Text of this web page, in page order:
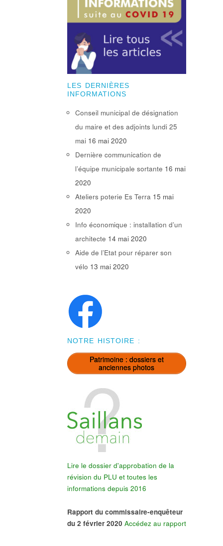
LES DERNIÈRES
INFORMATIONS
Conseil municipal de désignation
du maire et des adjoints lundi 25
mai 16 mai 2020
Dernière communication de
l’équipe municipale sortante 16 mai
2020
Ateliers poterie Es Terra 15 mai
2020
Info économique : installation d’un
architecte 14 mai 2020
Aide de l’Etat pour réparer son
vélo 13 mai 2020
NOTRE HISTOIRE :
Patrimoine : dossiers et
anciennes photos
Lire le dossier d'approbation de la
révision du PLU et toutes les
informations depuis 2016
Rapport du commissaire-enquêteur
du 2 février 2020 Accédez au rapport